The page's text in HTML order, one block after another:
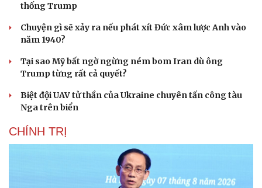
thống Trump
Chuyện gì sẽ xảy ra nếu phát xít Đức xâm lược Anh vào
năm 1940?
Tại sao Mỹ bất ngờ ngừng ném bom Iran dù ông
Trump từng rất cả quyết?
Biệt đội UAV tử thần của Ukraine chuyên tấn công tàu
Nga trên biển
CHÍNH TRỊ